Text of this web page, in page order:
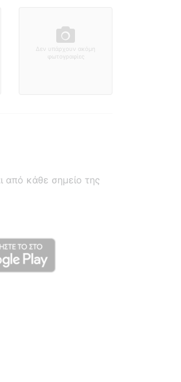
Δεν υπάρχουν ακόμη
φωτογραφίες
από κάθε σημείο της